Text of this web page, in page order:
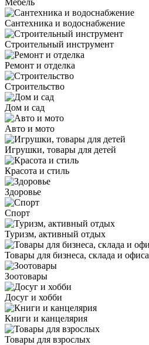
Мебель
Сантехника и водоснабжение
Строительный инструмент
Ремонт и отделка
Строительство
Дом и сад
Авто и мото
Игрушки, товары для детей
Красота и стиль
Здоровье
Спорт
Туризм, активный отдых
Товары для бизнеса, склада и офиса
Зоотовары
Досуг и хобби
Книги и канцелярия
Товары для взрослых